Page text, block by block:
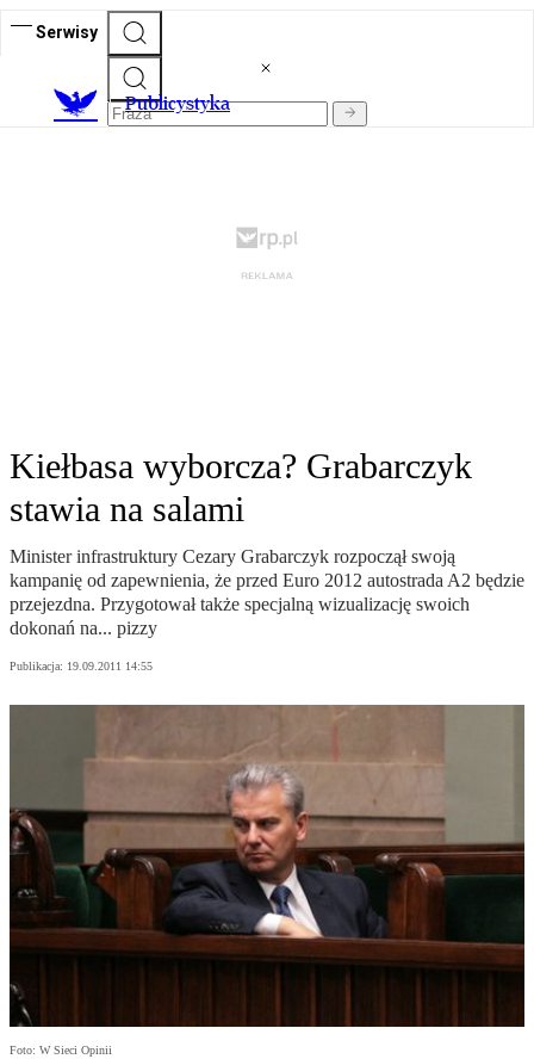
Serwisy
Publicystyka
Kiełbasa wyborcza? Grabarczyk
stawia na salami
Minister infrastruktury Cezary Grabarczyk rozpoczął swoją
kampanię od zapewnienia, że przed Euro 2012 autostrada A2 będzie
przejezdna. Przygotował także specjalną wizualizację swoich
dokonań na... pizzy
Publikacja: 19.09.2011 14:55
Foto: W Sieci Opinii